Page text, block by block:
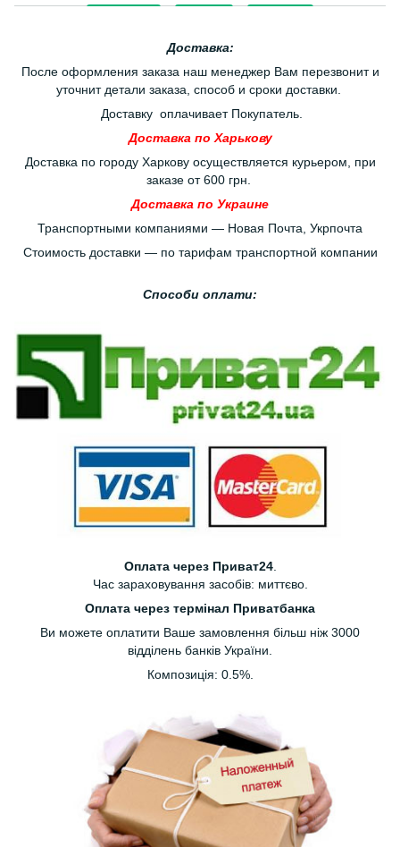
Доставка:
После оформления заказа наш менеджер Вам перезвонит и
уточнит детали заказа, способ и сроки доставки.
Доставку оплачивает Покупатель.
Доставка по Харькову
Доставка по городу Харкову осуществляется курьером, при
заказе от 600 грн.
Доставка по Украине
Транспортными компаниями — Новая Почта, Укрпочта
Стоимость доставки — по тарифам транспортной компании
Способи оплати:
Оплата через Приват24.
Час зараховування засобів: миттєво.
Оплата через термінал Приватбанка
Ви можете оплатити Ваше замовлення більш ніж 3000
відділень банків України.
Композиція: 0.5%.